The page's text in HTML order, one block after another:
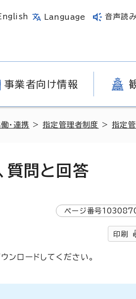
Language 音声読
事業者向け情報
・連携 >指定管理者制度 >指定
質問と回答
ページ番号
印刷
ンロードしてください。